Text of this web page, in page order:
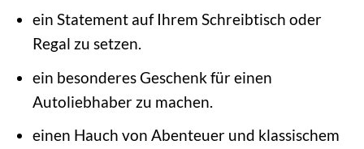
ein Statement auf Ihrem Schreibtisch oder
Regal zu setzen.
ein besonderes Geschenk für einen
Autoliebhaber zu machen.
einen Hauch von Abenteuer und klassischem